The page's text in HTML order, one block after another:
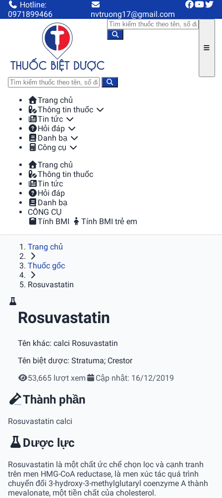
Hotline:
0971899466
nvtruong17@gmail.com
Trang chủ
Thông tin thuốc
Tin tức
Hỏi đáp
Danh bạ
Công cụ
Trang chủ
Thông tin thuốc
Tin tức
Hỏi đáp
Danh bạ
CÔNG CỤ
Tính BMI
Tính BMI trẻ em
Trang chủ
Thuốc gốc
Rosuvastatin
Rosuvastatin
Tên khác: calci Rosuvastatin
Tên biệt dược: Stratuma; Crestor
53,665 lượt xem
Cập nhật: 16/12/2019
Thành phần
Rosuvastatin calci
Dược lực
Rosuvastatin là một chất ức chế chọn lọc và cạnh tranh
trên men HMG-CoA reductase, là men xúc tác quá trình
chuyển đổi 3-hydroxy-3-methylglutaryl coenzyme A thành
mevalonate, một tiền chất của cholesterol.